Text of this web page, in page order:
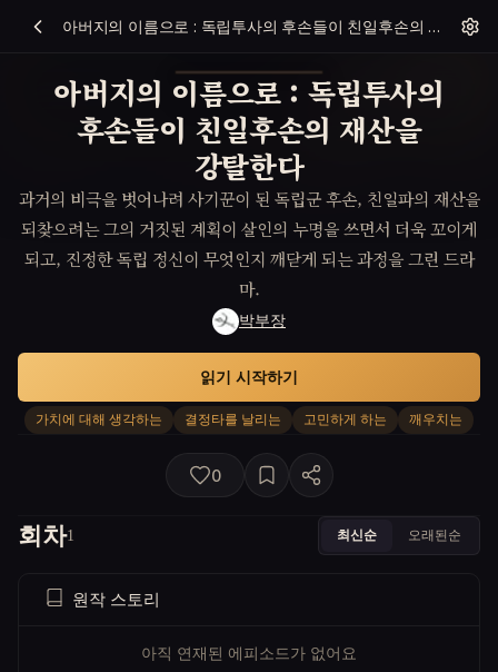
아버지의 이름으로 : 독립투사의 후손들이 친일후손의 재산을 강탈한다
아버지의 이름으로 : 독립투사의
후손들이 친일후손의 재산을
강탈한다
과거의 비극을 벗어나려 사기꾼이 된 독립군 후손, 친일파의 재산을
되찾으려는 그의 거짓된 계획이 살인의 누명을 쓰면서 더욱 꼬이게
되고, 진정한 독립 정신이 무엇인지 깨닫게 되는 과정을 그린 드라
마.
박부장
가치에 대해 생각하는 결정타를 날리는 고민하게 하는 깨우치는
읽기 시작하기
0
회차1 최신순 오래된순
원작 스토리
아직 연재된 에피소드가 없어요